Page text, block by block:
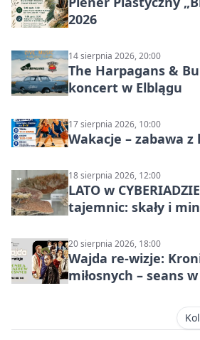
2026
14 sierpnia 2026, 20:00
The Harpagans &
koncert w Elblągu
17 sierpnia 2026, 10:00
Wakacje – zabawa
18 sierpnia 2026, 12:00
LATO w
tajemnic: skały i
20 sierpnia 2026, 18:00
Wajda re-wizje:
miłosnych – seans